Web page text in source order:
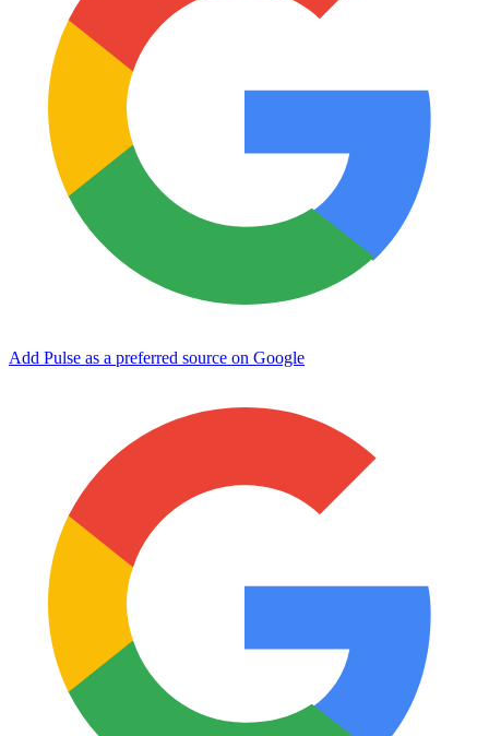
Add Pulse as a preferred source on Google